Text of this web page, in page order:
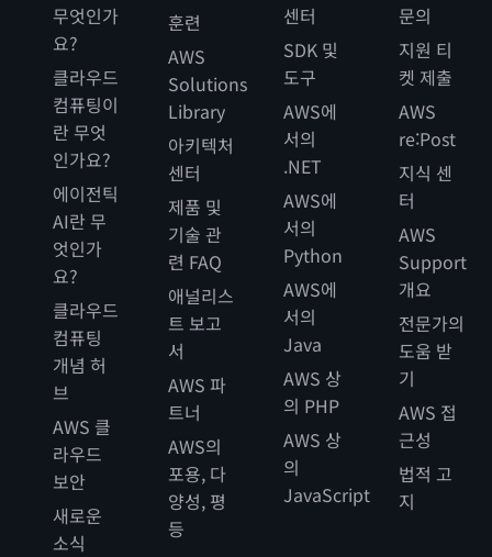
무엇인가
요?
클라우드
컴퓨팅이
란 무엇
인가요?
에이전틱
AI란 무
엇인가
요?
클라우드
컴퓨팅
개념 허
브
AWS 클
라우드
보안
새로운
소식
훈련
AWS
Solutions
Library
아키텍처
센터
제품 및
기술 관
련 FAQ
애널리스
트 보고
서
AWS 파
트너
AWS의
포용, 다
양성, 평
등
센터
SDK 및
도구
AWS에
서의
.NET
AWS에
서의
Python
AWS에
서의
Java
AWS 상
의 PHP
AWS 상
의
JavaScript
문의
지원 티
켓 제출
AWS
re:Post
지식 센
터
AWS
Support
개요
전문가의
도움 받
기
AWS 접
근성
법적 고
지